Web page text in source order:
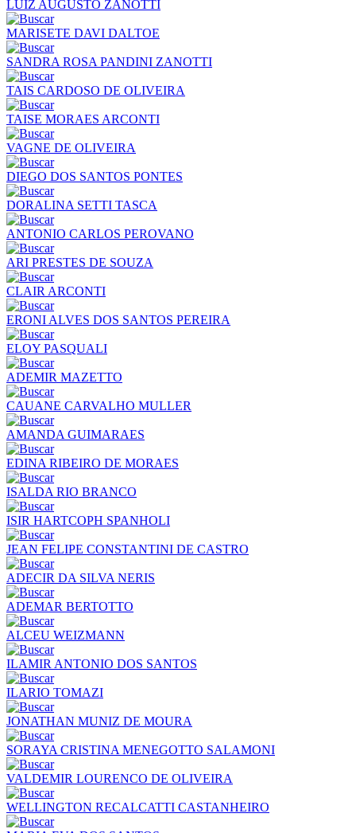
LUIZ AUGUSTO ZANOTTI
MARISETE DAVI DALTOE
SANDRA ROSA PANDINI ZANOTTI
TAIS CARDOSO DE OLIVEIRA
TAISE MORAES ARCONTI
VAGNE DE OLIVEIRA
DIEGO DOS SANTOS PONTES
DORALINA SETTI TASCA
ANTONIO CARLOS PEROVANO
ARI PRESTES DE SOUZA
CLAIR ARCONTI
ERONI ALVES DOS SANTOS PEREIRA
ELOY PASQUALI
ADEMIR MAZETTO
CAUANE CARVALHO MULLER
AMANDA GUIMARAES
EDINA RIBEIRO DE MORAES
ISALDA RIO BRANCO
ISIR HARTCOPH SPANHOLI
JEAN FELIPE CONSTANTINI DE CASTRO
ADECIR DA SILVA NERIS
ADEMAR BERTOTTO
ALCEU WEIZMANN
ILAMIR ANTONIO DOS SANTOS
ILARIO TOMAZI
JONATHAN MUNIZ DE MOURA
SORAYA CRISTINA MENEGOTTO SALAMONI
VALDEMIR LOURENCO DE OLIVEIRA
WELLINGTON RECALCATTI CASTANHEIRO